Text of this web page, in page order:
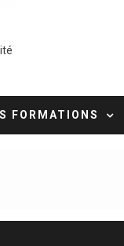
FORMATIONS